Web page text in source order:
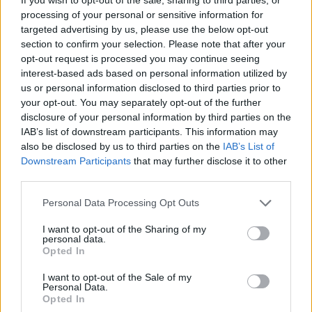
processing of your personal or sensitive information for
targeted advertising by us, please use the below opt-out
section to confirm your selection. Please note that after your
opt-out request is processed you may continue seeing
interest-based ads based on personal information utilized by
us or personal information disclosed to third parties prior to
your opt-out. You may separately opt-out of the further
disclosure of your personal information by third parties on the
IAB’s list of downstream participants. This information may
also be disclosed by us to third parties on the IAB’s List of
Downstream Participants that may further disclose it to other
Personal Data Processing Opt Outs
I want to opt-out of the Sharing of my
personal data.
Opted In
I want to opt-out of the Sale of my
Personal Data.
Opted In
di
?
Commenti
Accedioregistrati per commentare questo
articolo.
L'email è richiesta ma non verrà mostrata ai visitatori. Il contenuto di questo
commento esprime il pensiero dell'autore e non rappresenta la linea editoriale
di VareseNews.it, che rimane autonoma e indipendente. I messaggi inclusi nei
possono essere automaticamente pubblicati senza filtro preventivo. I commenti